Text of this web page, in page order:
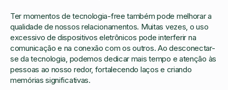
Ter momentos de tecnologia-free também pode melhorar a
qualidade de nossos relacionamentos. Muitas vezes, o uso
excessivo de dispositivos eletrônicos pode interferir na
comunicação e na conexão com os outros. Ao desconectar-
se da tecnologia, podemos dedicar mais tempo e atenção às
pessoas ao nosso redor, fortalecendo laços e criando
memórias significativas.